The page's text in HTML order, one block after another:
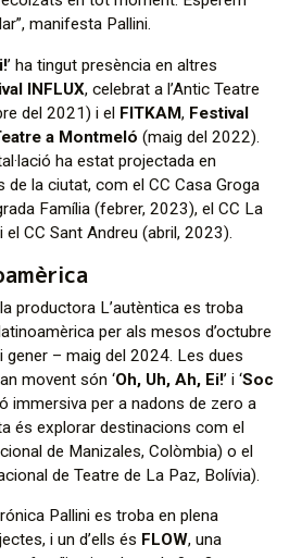
manifesta Pallini.
’ ha tingut presència en altres
INFLUX, celebrat a l’Antic Teatre
del 2021) i el FITKAM, Festival
a Montmeló (maig del 2022).
ha estat projectada en
la ciutat, com el CC Casa Groga
Família (febrer, 2023), el CC La
CC Sant Andreu (abril, 2023).
productora L’autèntica es troba
per als mesos d’octubre
– maig del 2024. Les dues
movent són ‘Oh, Uh, Ah, Ei!’ i ‘Soc
immersiva per a nadons de zero a
és explorar destinacions com el
de Manizales, Colòmbia) o el
de Teatre de La Paz, Bolívia).
Pallini es troba en plena
i un d’ells és FLOW, una